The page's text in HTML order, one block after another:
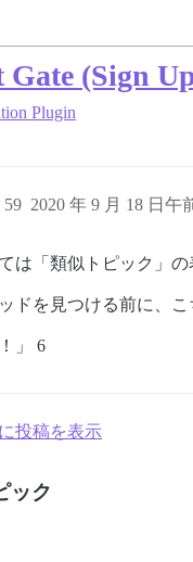
Gate (Sign
Plugin
2020 年 9 月 18 日午
59
は「類似トピック」
ドを見つける前に、
」 6
投稿を表示
ック